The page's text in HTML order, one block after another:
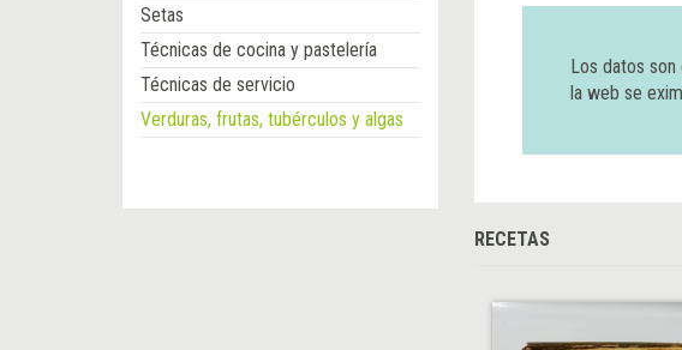
Setas
Técnicas de cocina y pastelería
Técnicas de servicio
Verduras, frutas, tubérculos y algas
Los datos
la web se
RECETAS